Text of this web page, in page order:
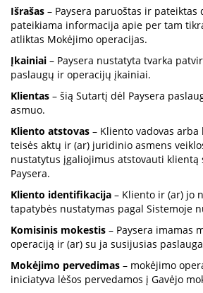
Išrašas – Paysera paruoštas ir pateiktas
pateikiama informacija apie per tam
atliktas Mokėjimo operacijas.
Įkainiai – Paysera nustatyta tvarka
paslaugų ir operacijų įkainiai.
Klientas – šią Sutartį dėl Paysera
asmuo.
Kliento atstovas – Kliento vadovas
teisės aktų ir (ar) juridinio asmens
nustatytus įgaliojimus atstovauti klientą
Paysera.
Kliento identifikacija – Kliento ir (ar) jo
tapatybės nustatymas pagal Sistemoje
Komisinis mokestis – Paysera imamas
operaciją ir (ar) su ja susijusias
Mokėjimo pervedimas – mokėjimo
iniciatyva lėšos pervedamos į Gavėjo